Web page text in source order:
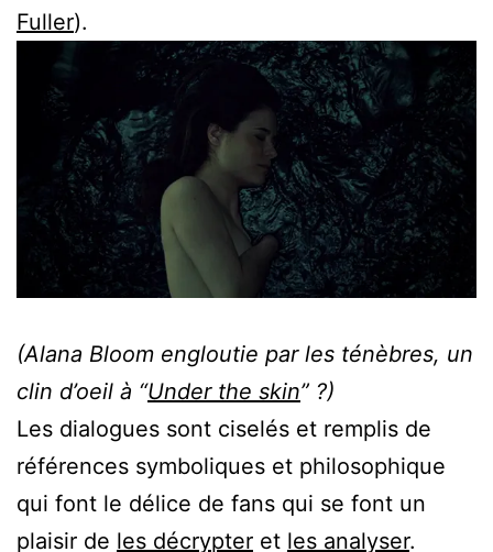
Fuller).
(Alana Bloom engloutie par les ténèbres, un
clin d’oeil à “Under the skin” ?)
Les dialogues sont ciselés et remplis de
références symboliques et philosophique
qui font le délice de fans qui se font un
plaisir de les décrypter et les analyser.